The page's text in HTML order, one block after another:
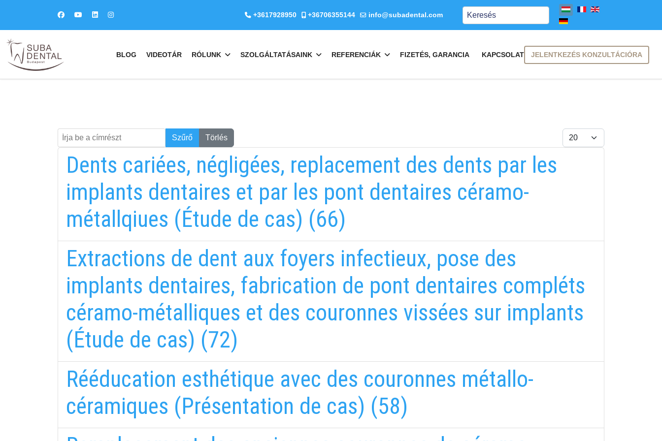
Keresés
+3617928950 +36706355144 info@subadental.com
JELENTKEZÉS KONZULTÁCIÓRA
BLOG VIDEOTÁR RÓLUNK SZOLGÁLTATÁSAINK REFERENCIÁK FIZETÉS, GARANCIA KAPCSOLAT
Írja be a címrészt
Keresés Szűrő Törlés Tételek #
Dents cariées, négligées, replacement des dents par les
implants dentaires et par les pont dentaires céramo-
métallqiues (Étude de cas) (66)
Extractions de dent aux foyers infectieux, pose des
implants dentaires, fabrication de pont dentaires compléts
céramo-métalliques et des couronnes vissées sur implants
(Étude de cas) (72)
Rééducation esthétique avec des couronnes métallo-
céramiques (Présentation de cas) (58)